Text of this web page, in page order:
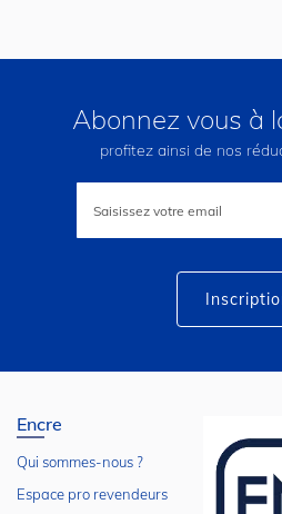
Abonnez vous à
profitez ainsi de nos
lettre
Encre
Qui sommes-nous ?
Espace pro revendeurs